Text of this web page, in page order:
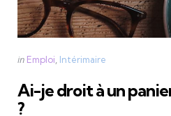
Categories
Posted
in Emploi Intérimaire
Ai-je droit à un
?